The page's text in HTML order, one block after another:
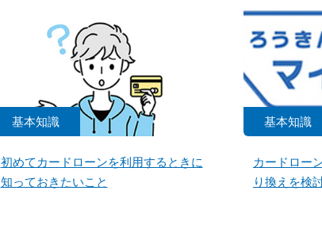
基本知識
初めてカードローンを利用するときに
知っておきたいこと
基本知識
カードロー
り換えを検